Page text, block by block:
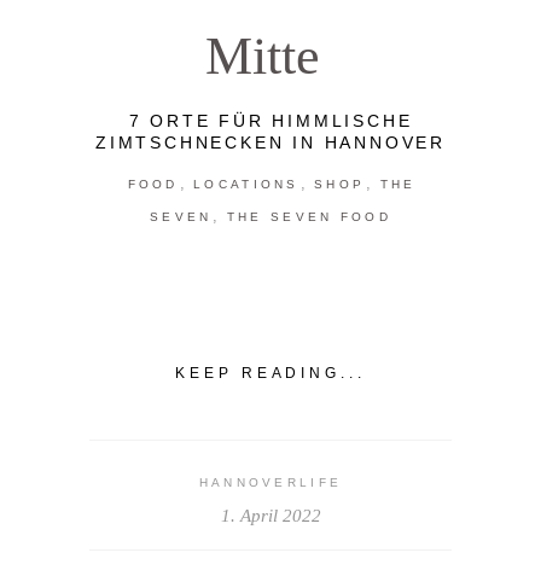
Mitte
7 ORTE FÜR HIMMLISCHE
ZIMTSCHNECKEN IN HANNOVER
FOOD , LOCATIONS , SHOP , THE
SEVEN , THE SEVEN FOOD
KEEP READING...
HANNOVERLIFE
1. April 2022